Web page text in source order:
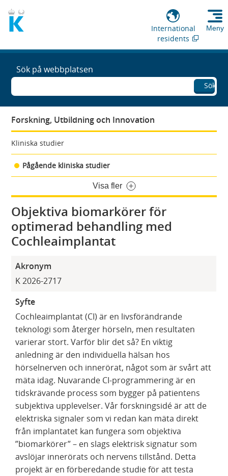
International
residents
Meny
Sök på webbplatsen
Sök
Forskning, Utbildning och Innovation
Kliniska studier
Pågående kliniska studier
Visa fler
Objektiva biomarkörer för
optimerad behandling med
Cochleaimplantat
Akronym
K 2026-2717
Syfte
Cochleaimplantat (CI) är en livsförändrande
teknologi som återger hörseln, men resultaten
varierar stort. Varför blir det så? En viktig
anledning är den individuella hälsan hos
hörselnerven och innerörat, något som är svårt att
mäta idag. Nuvarande CI-programmering är en
tidskrävande process som bygger på patientens
subjektiva upplevelser. Vår forskningsidé är att de
elektriska signaler som vi redan kan mäta direkt
från implantatet kan fungera som objektiva
”biomarkörer” – en slags elektrisk signatur som
avslöjar innerörats och nervens tillstånd. Detta
projekt är en förberedande studie för att testa